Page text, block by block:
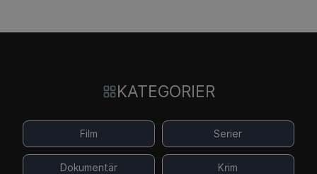
KATEGORIER
Film Serier
Dokumentär Krim